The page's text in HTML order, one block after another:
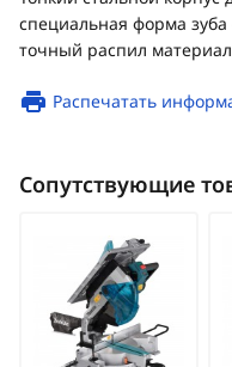
специальная форма
точный распил
Распечатать
Сопутствующие